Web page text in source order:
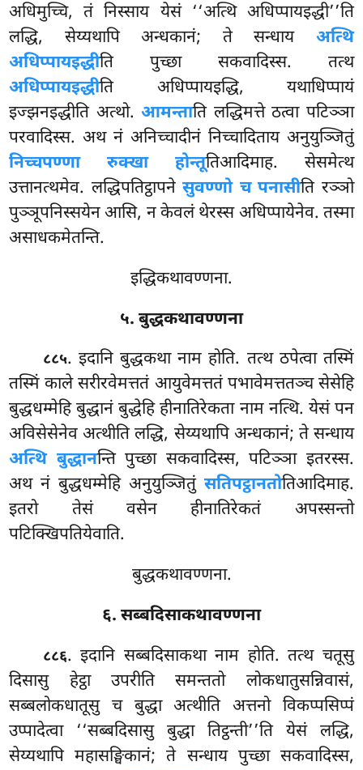
अधिमुच्चि, तं निस्साय येसं ‘‘अत्थि अधिप्पायइद्धी’’ति
लद्धि, सेय्यथापि अन्धकानं; ते सन्धाय अत्थि
अधिप्पायइद्धीति पुच्छा सकवादिस्स. तत्थ
अधिप्पायइद्धीति अधिप्पायइद्धि, यथाधिप्पायं
इज्झनइद्धीति अत्थो.आमन्ताति लद्धिमत्ते ठत्वा पटिञ्ञा
परवादिस्स. अथ नं अनिच्चादीनं निच्चादिताय अनुयुञ्जितुं
निच्चपण्णा रुक्खा होन्तूतिआदिमाह. सेसमेत्थ
उत्तानत्थमेव. लद्धिपतिट्ठापनेसुवण्णो च पनासीति रञ्ञो
पुञ्ञूपनिस्सयेन आसि, न केवलं थेरस्स अधिप्पायेनेव. तस्मा
असाधकमेतन्ति.
इद्धिकथावण्णना.
५. बुद्धकथावण्णना
८८५. इदानिबुद्धकथा नाम होति. तत्थ ठपेत्वा तस्मिं
तस्मिं काले सरीरवेमत्ततं आयुवेमत्ततं पभावेमत्ततञ्च सेसेहि
बुद्धधम्मेहि बुद्धानं बुद्धेहि हीनातिरेकता नाम नत्थि. येसं पन
अविसेसेनेव अत्थीति लद्धि, सेय्यथापि अन्धकानं; ते सन्धाय
अत्थि बुद्धानन्ति पुच्छा सकवादिस्स, पटिञ्ञा इतरस्स.
अथ नं बुद्धधम्मेहि अनुयुञ्जितुं सतिपट्ठानतोतिआदिमाह.
इतरो तेसं वसेन हीनातिरेकतं अपस्सन्तो
पटिक्खिपतियेवाति.
बुद्धकथावण्णना.
६. सब्बदिसाकथावण्णना
८८६. इदानि सब्बदिसाकथा नाम होति. तत्थ चतूसु
दिसासु हेट्ठा उपरीति समन्ततो लोकधातुसन्निवासं,
सब्बलोकधातूसु च बुद्धा अत्थीति अत्तनो विकप्पसिप्पं
उप्पादेत्वा ‘‘सब्बदिसासु बुद्धा तिट्ठन्ती’’ति येसं लद्धि,
सेय्यथापि महासङ्घिकानं; ते सन्धाय पुच्छा सकवादिस्स,